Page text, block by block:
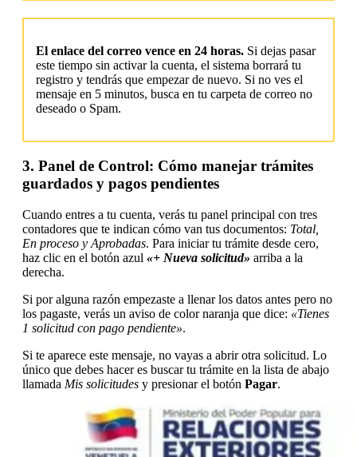
El enlace del correo vence en 24 horas. Si dejas pasar
este tiempo sin activar la cuenta, el sistema borrará tu
registro y tendrás que empezar de nuevo. Si no ves el
mensaje en 5 minutos, busca en tu carpeta de correo no
deseado o Spam.
3. Panel de Control: Cómo manejar trámites
guardados y pagos pendientes
Cuando entres a tu cuenta, verás tu panel principal con tres
contadores que te indican cómo van tus documentos: Total,
En proceso y Aprobadas. Para iniciar tu trámite desde cero,
haz clic en el botón azul «+ Nueva solicitud» arriba a la
derecha.
Si por alguna razón empezaste a llenar los datos antes pero no
los pagaste, verás un aviso de color naranja que dice: «Tienes
1 solicitud con pago pendiente».
Si te aparece este mensaje, no vayas a abrir otra solicitud. Lo
único que debes hacer es buscar tu trámite en la lista de abajo
llamada Mis solicitudes y presionar el botón Pagar.